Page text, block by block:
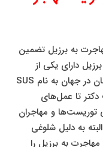
به برزیل تضمین
دارای یکی از
بزرگترین سیستم‌های بهداشت عمومی رایگان در جهان به نام SUS
تا عمل‌های
توریست‌ها و مهاجران
به دلیل شلوغی
به برزیل را